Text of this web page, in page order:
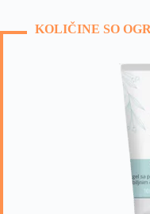
KOLIČINE SO